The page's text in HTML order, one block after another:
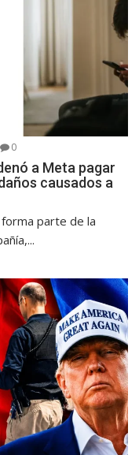
0
a Meta pagar
causados a
forma parte de la